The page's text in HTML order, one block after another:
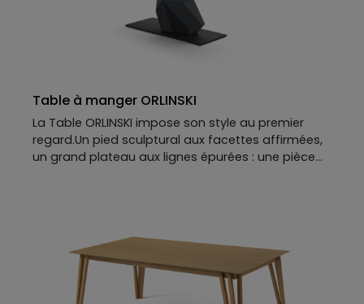
Table à manger ORLINSKI
La Table ORLINSKI impose son style au premier
regard.Un pied sculptural aux facettes affirmées,
un grand plateau aux lignes épurées : une pièce